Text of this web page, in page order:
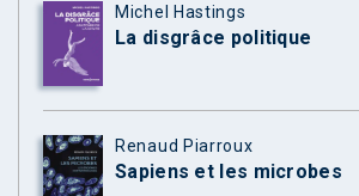
Michel Hastings
La disgrâce politique
Renaud Piarroux
Sapiens et les microbes